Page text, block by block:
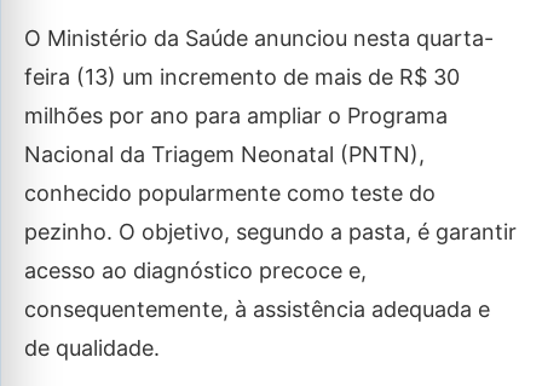
O Ministério da Saúde anunciou nesta quarta-
feira (13) um incremento de mais de R$ 30
milhões por ano para ampliar o Programa
Nacional da Triagem Neonatal (PNTN),
conhecido popularmente como teste do
pezinho. O objetivo, segundo a pasta, é garantir
acesso ao diagnóstico precoce e,
consequentemente, à assistência adequada e
de qualidade.